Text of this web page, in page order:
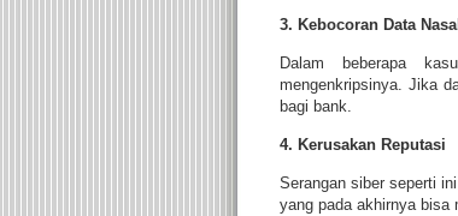
3. Kebocoran Data
Dalam beberapa
mengenkripsinya. Jika
bagi bank.
4. Kerusakan Reputasi
Serangan siber seperti
yang pada akhirnya bisa